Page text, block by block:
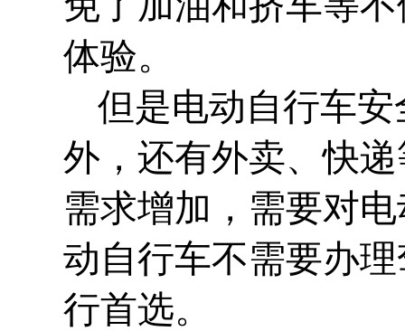
体验。
但是电动自行车
外，还有外卖、快
需求增加，需要对
动自行车不需要办
行首选。